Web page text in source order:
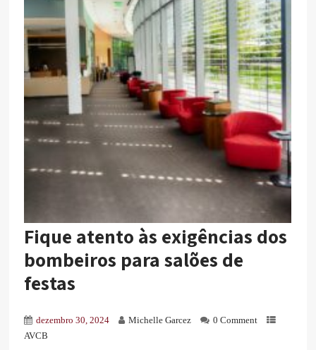
Fique atento às exigências dos
bombeiros para salões de
festas
dezembro 30, 2024 Michelle Garcez
0 Comment
AVCB